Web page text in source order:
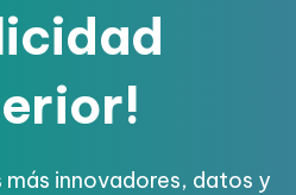
más innovadores, datos y